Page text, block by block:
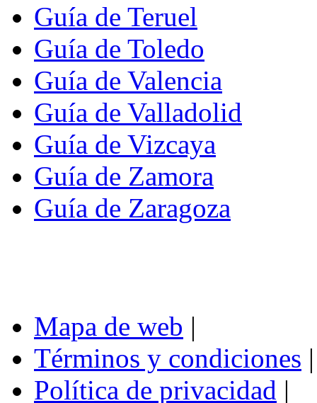
Guía de Teruel
Guía de Toledo
Guía de Valencia
Guía de Valladolid
Guía de Vizcaya
Guía de Zamora
Guía de Zaragoza
Mapa de web |
Términos y condiciones |
Política de privacidad |